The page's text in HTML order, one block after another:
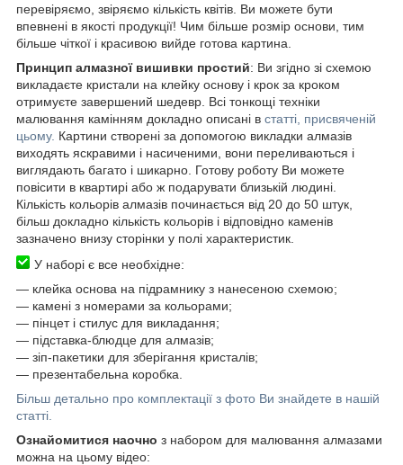
перевіряємо, звіряємо кількість квітів. Ви можете бути
впевнені в якості продукції! Чим більше розмір основи, тим
більше чіткої і красивою вийде готова картина.
Принцип алмазної вишивки простий: Ви згідно зі схемою
викладаєте кристали на клейку основу і крок за кроком
отримуєте завершений шедевр. Всі тонкощі техніки
малювання камінням докладно описані в статті, присвяченій
цьому. Картини створені за допомогою викладки алмазів
виходять яскравими і насиченими, вони переливаються і
виглядають багато і шикарно. Готову роботу Ви можете
повісити в квартирі або ж подарувати близькій людині.
Кількість кольорів алмазів починається від 20 до 50 штук,
більш докладно кількість кольорів і відповідно каменів
зазначено внизу сторінки у полі характеристик.
У наборі є все необхідне:
― клейка основа на підрамнику з нанесеною схемою;
― камені з номерами за кольорами;
― пінцет і стилус для викладання;
― підставка-блюдце для алмазів;
― зіп-пакетики для зберігання кристалів;
― презентабельна коробка.
Більш детально про комплектації з фото Ви знайдете в нашій
статті.
Ознайомитися наочно з набором для малювання алмазами
можна на цьому відео: